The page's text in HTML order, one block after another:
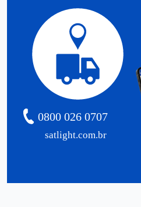
satlight.com.br
0800 026 0707